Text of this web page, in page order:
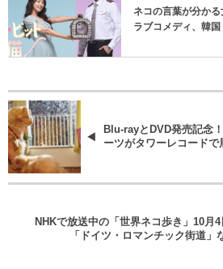
ネコの言葉が分か
ラブコメディ、韓国
Blu-rayとDVD発売記念
ーツがタワーレコードで
NHKで放送中の「世界ネコ歩き」10月4
「ドイツ・ロマンチック街道」